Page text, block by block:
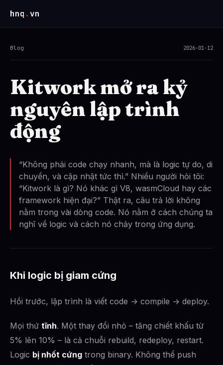
hnq .vn
Blog 2026-01-12
Kitwork mở ra kỷ
nguyên lập trình
động
“Không phải code chạy nhanh, mà là logic tự do, di
chuyển, và cập nhật tức thì.” Nhiều người hỏi tôi:
“Kitwork là gì? Nó khác gì V8, wasmCloud hay các
framework hiện đại?” Thật ra, câu trả lời không
nằm trong vài dòng code. Nó nằm ở cách chúng ta
nghĩ về logic và cách nó chảy trong ứng dụng.
Khi logic bị giam cứng
Hồi trước, lập trình là viết code → compile → deploy.
Mọi thứ tĩnh. Một thay đổi nhỏ – tăng chiết khấu từ
5% lên 10% – là cả chuỗi rebuild, redeploy, restart.
Logic bị nhốt cứng trong binary. Không thể push